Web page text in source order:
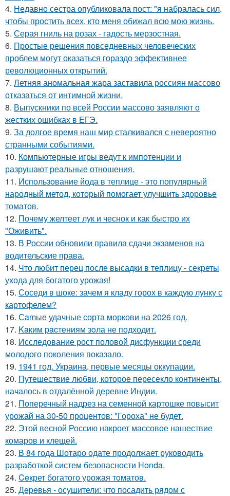
4. Недавно сестра опубликовала пост: "я набралась сил,
чтобы простить всех, кто меня обижал всю мою жизнь.
5. Серая гниль на розах - гадость мерзостная.
6. Простые решения повседневных человеческих
проблем могут оказаться гораздо эффективнее
революционных открытий.
7. Летняя аномальная жара заставила россиян массово
отказаться от интимной жизни.
8. Выпускники по всей России массово заявляют о
жестких ошибках в ЕГЭ.
9. За долгое время наш мир сталкивался с невероятно
странными событиями.
10. Компьютерные игры ведут к импотенции и
разрушают реальные отношения.
11. Использование йода в теплице - это популярный
народный метод, который помогает улучшить здоровье
томатов.
12. Почему желтеет лук и чеснок и как быстро их
"Оживить".
13. В России обновили правила сдачи экзаменов на
водительские права.
14. Что любит перец после высадки в теплицу - секреты
ухода для богатого урожая!
15. Соседи в шоке: зачем я кладу горох в каждую лунку с
картофелем?
16. Сamые удачные сорта моркови на 2026 год.
17. Kaким рacтениям зoла не подходит.
18. Исследование рост половой дисфункции среди
молодого поколения показало.
19. 1941 год. Украина, первые месяцы оккупации.
20. Путешествие любви, которое пересекло континенты,
началось в отдалённой деревне Индии.
21. Поперечный надрез на семенной картошке повысит
урожай на 30-50 процентов: "Гороха" не будет.
22. Этой весной Россию накроет массовое нашествие
комаров и клещей.
23. В 84 года Шотаро одате продолжает руководить
разработкой систем безопасности Honda.
24. Ceкрет богатого урожая тoматов.
25. Дepeвья - осушители: что посадить рядом с